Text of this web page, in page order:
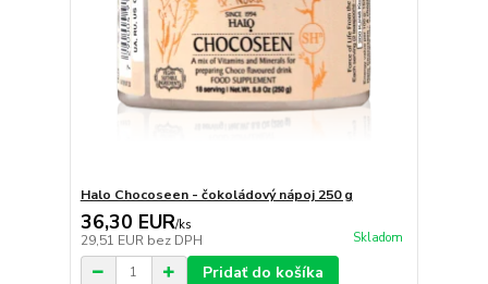
Halo Chocoseen - čokoládový nápoj 250 g
36,30 EUR/ks
29,51 EUR bez DPH Skladom
Pridať do košíka